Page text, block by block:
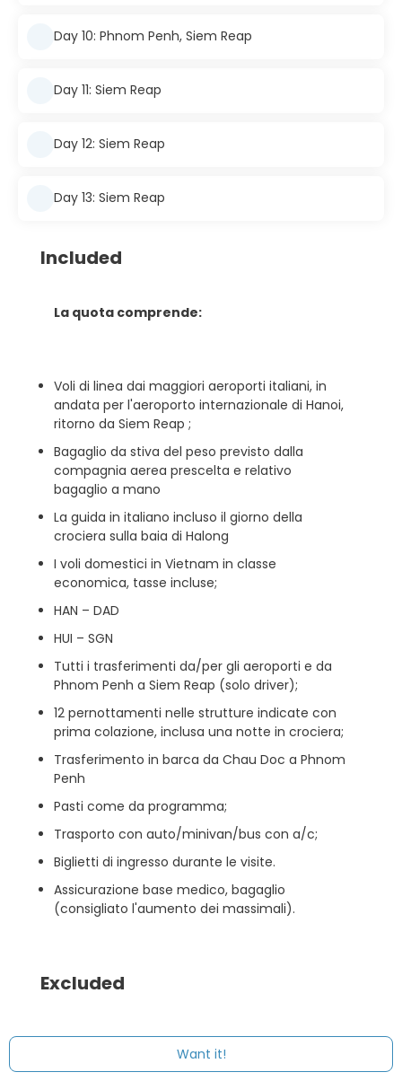
Want it!
Day 10: Phnom Penh, Siem Reap
Day 11: Siem Reap
Day 12: Siem Reap
Day 13: Siem Reap
Included
La quota comprende:
Voli di linea dai maggiori aeroporti italiani, in
andata per l'aeroporto internazionale di Hanoi,
ritorno da Siem Reap ;
Bagaglio da stiva del peso previsto dalla
compagnia aerea prescelta e relativo
bagaglio a mano
La guida in italiano incluso il giorno della
crociera sulla baia di Halong
I voli domestici in Vietnam in classe
economica, tasse incluse;
HAN – DAD
HUI – SGN
Tutti i trasferimenti da/per gli aeroporti e da
Phnom Penh a Siem Reap (solo driver);
12 pernottamenti nelle strutture indicate con
prima colazione, inclusa una notte in crociera;
Trasferimento in barca da Chau Doc a Phnom
Penh
Pasti come da programma;
Trasporto con auto/minivan/bus con a/c;
Biglietti di ingresso durante le visite.
Assicurazione base medico, bagaglio
(consigliato l'aumento dei massimali).
Excluded
La quota non comprende: